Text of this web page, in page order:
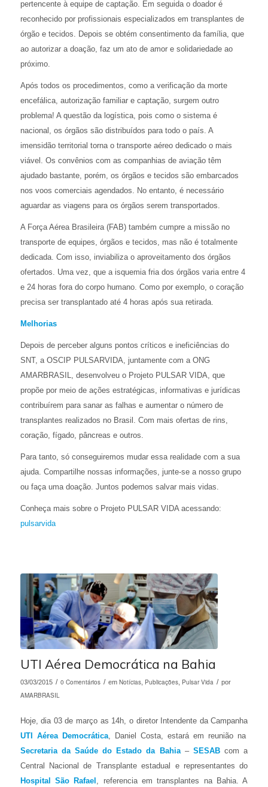
pertencente à equipe de captação. Em seguida o doador é
reconhecido por profissionais especializados em transplantes de
órgão e tecidos. Depois se obtém consentimento da família, que
ao autorizar a doação, faz um ato de amor e solidariedade ao
próximo.
Após todos os procedimentos, como a verificação da morte
encefálica, autorização familiar e captação, surgem outro
problema! A questão da logística, pois como o sistema é
nacional, os órgãos são distribuídos para todo o país. A
imensidão territorial torna o transporte aéreo dedicado o mais
viável. Os convênios com as companhias de aviação têm
ajudado bastante, porém, os órgãos e tecidos são embarcados
nos voos comerciais agendados. No entanto, é necessário
aguardar as viagens para os órgãos serem transportados.
A Força Aérea Brasileira (FAB) também cumpre a missão no
transporte de equipes, órgãos e tecidos, mas não é totalmente
dedicada. Com isso, inviabiliza o aproveitamento dos órgãos
ofertados. Uma vez, que a isquemia fria dos órgãos varia entre 4
e 24 horas fora do corpo humano. Como por exemplo, o coração
precisa ser transplantado até 4 horas após sua retirada.
Melhorias
Depois de perceber alguns pontos críticos e ineficiências do
SNT, a OSCIP PULSARVIDA, juntamente com a ONG
AMARBRASIL, desenvolveu o Projeto PULSAR VIDA, que
propõe por meio de ações estratégicas, informativas e jurídicas
contribuírem para sanar as falhas e aumentar o número de
transplantes realizados no Brasil. Com mais ofertas de rins,
coração, fígado, pâncreas e outros.
Para tanto, só conseguiremos mudar essa realidade com a sua
ajuda. Compartilhe nossas informações, junte-se a nosso grupo
ou faça uma doação. Juntos podemos salvar mais vidas.
Conheça mais sobre o Projeto PULSAR VIDA acessando:
pulsarvida
UTI Aérea Democrática na Bahia
03/03/2015 / 0 Comentários / em Notícias, Publicações, Pulsar Vida / por
AMARBRASIL
Hoje, dia 03 de março as 14h, o diretor Intendente da Campanha
UTI Aérea Democrática, Daniel Costa, estará em reunião na
Secretaria da Saúde do Estado da Bahia–SESAB com a
Central Nacional de Transplante estadual e representantes do
Hospital São Rafael
, referencia em transplantes na Bahia. A